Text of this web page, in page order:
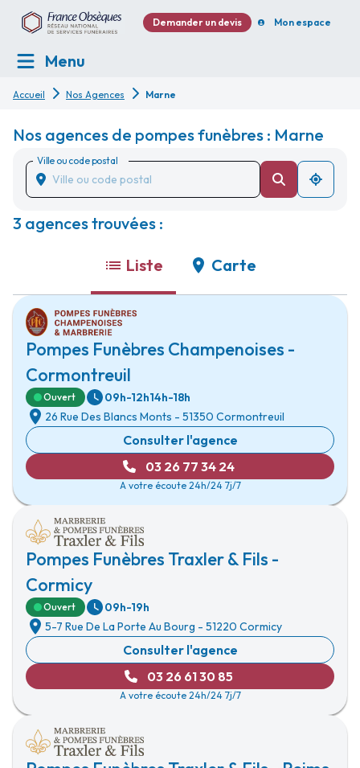
Demander un devis Mon espace
Menu
Accueil Nos Agences Marne
Nos agences de pompes funèbres : Marne
Ville ou code postal
3 agences trouvées :
Liste Carte
Pompes Funèbres Champenoises -
Cormontreuil
Ouvert 09h-12h14h-18h
26 Rue Des Blancs Monts - 51350 Cormontreuil
Consulter l'agence
03 26 77 34 24
A votre écoute 24h/24 7j/7
Pompes Funèbres Traxler & Fils -
Cormicy
Ouvert
09h-19h
5-7 Rue De La Porte Au Bourg - 51220 Cormicy
Consulter l'agence
03 26 61 30 85
A votre écoute 24h/24 7j/7